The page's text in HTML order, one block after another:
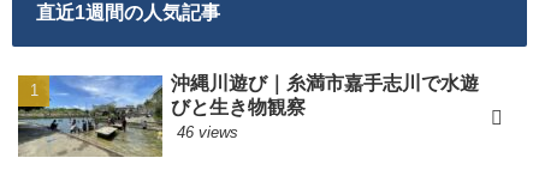
直近1週間の人気記事
沖縄川遊び｜糸満市嘉手志川で水遊
びと生き物観察
46 views